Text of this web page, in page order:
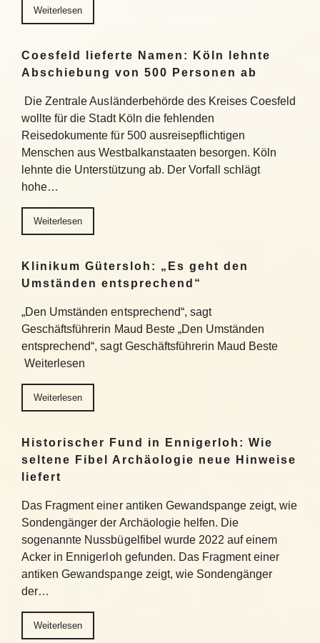
Weiterlesen
Coesfeld lieferte Namen: Köln lehnte
Abschiebung von 500 Personen ab
Die Zentrale Ausländerbehörde des Kreises Coesfeld
wollte für die Stadt Köln die fehlenden
Reisedokumente für 500 ausreisepflichtigen
Menschen aus Westbalkanstaaten besorgen. Köln
lehnte die Unterstützung ab. Der Vorfall schlägt
hohe…
Weiterlesen
Klinikum Gütersloh: „Es geht den
Umständen entsprechend“
„Den Umständen entsprechend“, sagt
Geschäftsführerin Maud Beste „Den Umständen
entsprechend“, sagt Geschäftsführerin Maud Beste
Weiterlesen
Weiterlesen
Historischer Fund in Ennigerloh: Wie
seltene Fibel Archäologie neue Hinweise
liefert
Das Fragment einer antiken Gewandspange zeigt, wie
Sondengänger der Archäologie helfen. Die
sogenannte Nussbügelfibel wurde 2022 auf einem
Acker in Ennigerloh gefunden. Das Fragment einer
antiken Gewandspange zeigt, wie Sondengänger
der…
Weiterlesen